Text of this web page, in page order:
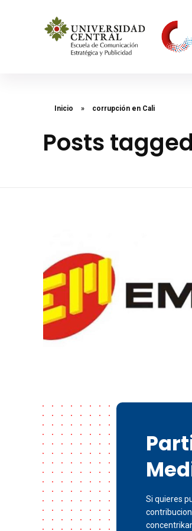
Inicio » corrupción en Cali
Posts
Si quieres